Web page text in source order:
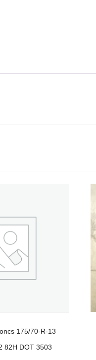
175/70-R-13
82H DOT 3503